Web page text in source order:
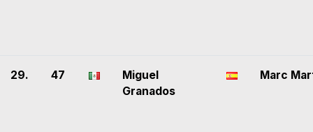
29. 47
Miguel
Granados
Marc